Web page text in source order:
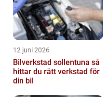
12 juni 2026
Bilverkstad sollentuna så
hittar du rätt verkstad för
din bil